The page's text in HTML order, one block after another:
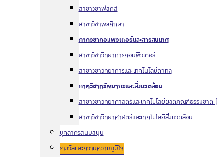
สาขาวิชาฟิสิกส์
สาขาวิชาพลศึกษา
ภาควิชาคอมพิวเตอร์และสารสนเทศ
สาขาวิชาวิทยาการคอมพิวเตอร์
สาขาวิชาวิทยาการและเทคโนโลยีดิจิทัล
ภาควิชาทรัพยากรและสิ่งแวดล้อม
สาขาวิชาวิทยาศาสตร์และเทคโนโลยีผลิตภัณฑ์ธรรมชาติ
สาขาวิชาวิทยาศาสตร์และเทคโนโลยีสิ่งแวดล้อม
บุคลากรสนับสนุน
รางวัลและความความภูมิใจ